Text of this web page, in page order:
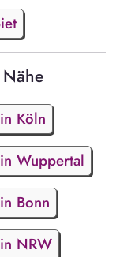
Köln
Wuppertal
Bonn
NRW